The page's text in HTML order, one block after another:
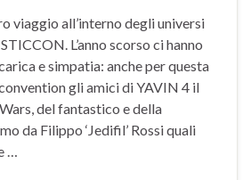
viaggio all’interno degli universi
L’anno scorso ci hanno
e simpatia: anche per questa
gli amici di YAVIN 4 il
del fantastico e della
da Filippo ‘Jedifil’ Rossi quali
…